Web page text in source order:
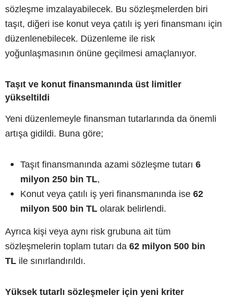
sözleşme imzalayabilecek. Bu sözleşmelerden biri
taşıt, diğeri ise konut veya çatılı iş yeri finansmanı için
düzenlenebilecek. Düzenleme ile risk
yoğunlaşmasının önüne geçilmesi amaçlanıyor.
Taşıt ve konut finansmanında üst limitler
yükseltildi
Yeni düzenlemeyle finansman tutarlarında da önemli
artışa gidildi. Buna göre;
Taşıt finansmanında azami sözleşme tutarı 6
milyon 250 bin TL,
Konut veya çatılı iş yeri finansmanında ise 62
milyon 500 bin TL olarak belirlendi.
Ayrıca kişi veya aynı risk grubuna ait tüm
sözleşmelerin toplam tutarı da 62 milyon 500 bin
TL ile sınırlandırıldı.
Yüksek tutarlı sözleşmeler için yeni kriter